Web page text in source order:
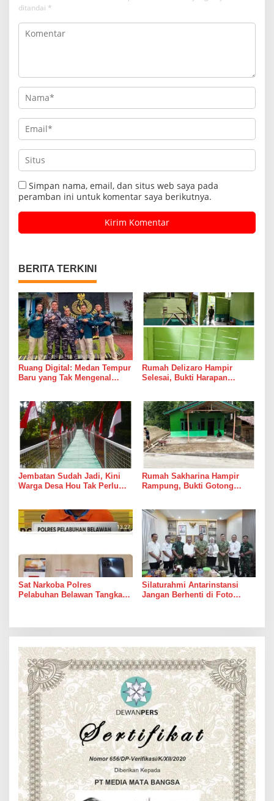
ditandai *
Simpan nama, email, dan situs web saya pada
peramban ini untuk komentar saya berikutnya.
BERITA TERKINI
Ruang Digital: Medan Tempur
Baru yang Tak Mengenal
Rumah Delizaro Hampir
Selesai, Bukti Harapan
Jembatan Sudah Jadi, Kini
Warga Desa Hou Tak Perlu
Rumah Sakharina Hampir
Rampung, Bukti Gotong
Sat Narkoba Polres
Pelabuhan Belawan Tangkap
Silaturahmi Antarinstansi
Jangan Berhenti di Foto